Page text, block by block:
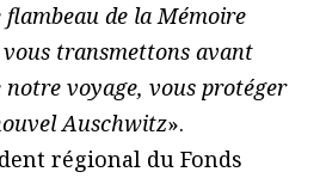
flambeau de la Mémoire
transmettons avant
voyage, vous protéger
Auschwitz».
régional du Fonds